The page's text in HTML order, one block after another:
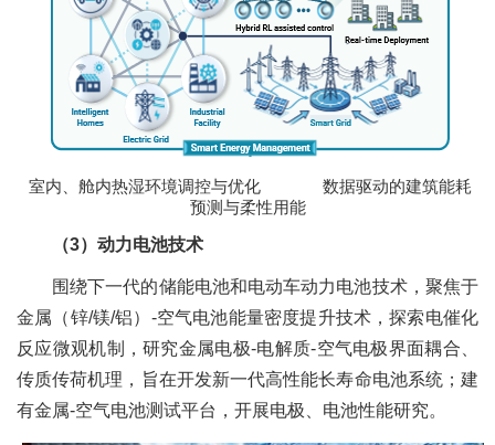
室内、舱内热湿环境调控与优化 数据驱动的建筑能耗
预测与柔性用能
（3）动力电池技术
围绕下一代的储能电池和电动车动力电池技术，聚焦于
金属（锌/镁/铝）-空气电池能量密度提升技术，探索电催化
反应微观机制，研究金属电极-电解质-空气电极界面耦合、
传质传荷机理，旨在开发新一代高性能长寿命电池系统；建
有金属-空气电池测试平台，开展电极、电池性能研究。